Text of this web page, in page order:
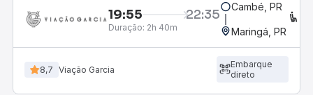
19:55 22:35
Duração: 2h 40m
Cambé, PR
Maringá, PR
8,7 Viação Garcia
Embarque
direto